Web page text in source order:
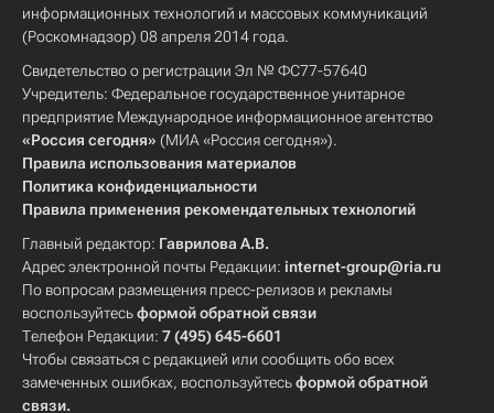
информационных технологий и массовых коммуникаций
(Роскомнадзор) 08 апреля 2014 года.
Свидетельство о регистрации Эл № ФС77-57640
Учредитель: Федеральное государственное унитарное
предприятие Международное информационное агентство
«Россия сегодня» (МИА «Россия сегодня»).
Правила использования материалов
Политика конфиденциальности
Правила применения рекомендательных технологий
Главный редактор: Гаврилова А.В.
Адрес электронной почты Редакции: internet-group@ria.ru
По вопросам размещения пресс-релизов и рекламы
воспользуйтесьформой обратной связи
Телефон Редакции: 7 (495) 645-6601
Чтобы связаться с редакцией или сообщить обо всех
замеченных ошибках, воспользуйтесьформой обратной
связи.